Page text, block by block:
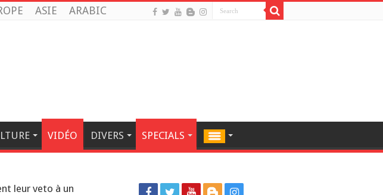
ASIE ARABIC
VIDÉO DIVERS SPECIALS
leur veto à un